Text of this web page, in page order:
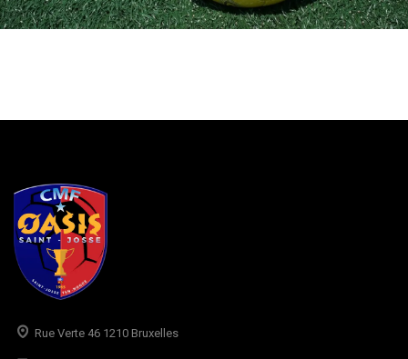
Rue Verte 46 1210 Bruxelles